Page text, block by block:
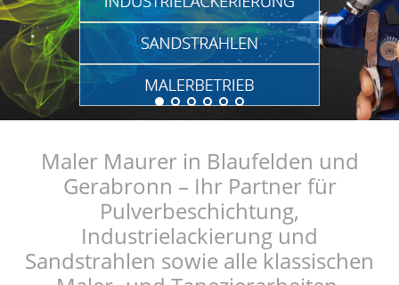
Maler Maurer in Blaufelden und
Gerabronn – Ihr Partner für
Pulverbeschichtung,
Industrielackierung und
Sandstrahlen sowie alle klassischen